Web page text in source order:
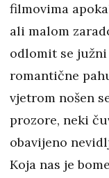
filmovima
ali malom
odlomit se
romantične
vjetrom nošen
prozore, neki
obavijeno
Koja nas je